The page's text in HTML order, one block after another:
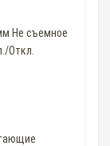
Не съемное
Откл.